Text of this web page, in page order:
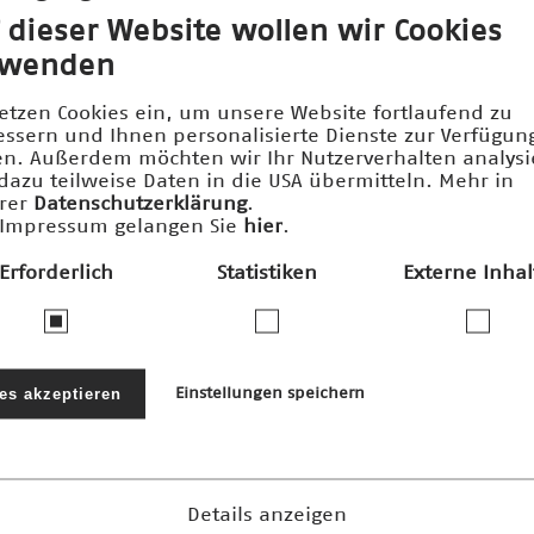
und die damit verbundenen
dieser Website wollen wir Cookies
Cookies ein, um unsere Website fortlaufend zu
und Ihnen personalisierte Dienste zur
Außerdem möchten wir Ihr Nutzerverhalten
teilweise Daten in die USA übermitteln. Mehr in
Datenschutzerklärung.
gelangen Sie
hier.
Erforderlich Statistiken Externe
akzeptieren Einstellungen speichern
Details anzeigen